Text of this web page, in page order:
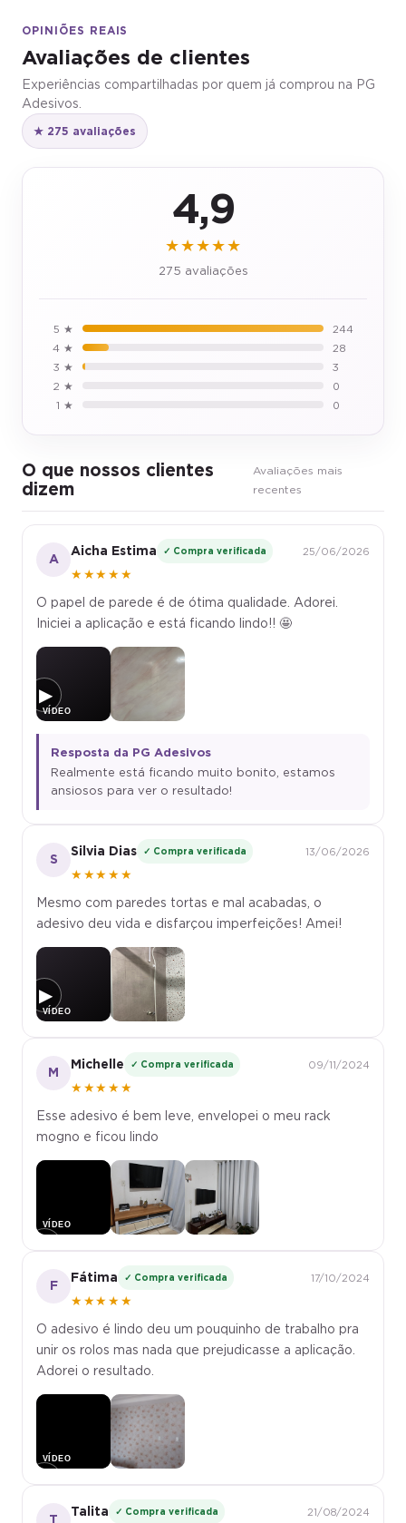
OPINIÕES REAIS
Avaliações de clientes
Experiências compartilhadas por quem já comprou na PG
Adesivos.
★ 275 avaliações
4,9
★★★★★
275 avaliações
5 ★
244
4 ★
28
3 ★
3
2 ★
0
1 ★
0
O que nossos clientes
dizem
Avaliações mais
recentes
A
Aicha Estima ✓ Compra verificada
★★★★★
25/06/2026
O papel de parede é de ótima qualidade. Adorei.
Iniciei a aplicação e está ficando lindo!! 🤩
▶
Resposta da PG Adesivos
Realmente está ficando muito bonito, estamos
ansiosos para ver o resultado!
S
Silvia Dias ✓ Compra verificada
★★★★★
13/06/2026
Mesmo com paredes tortas e mal acabadas, o
adesivo deu vida e disfarçou imperfeições! Amei!
▶
M
Michelle ✓ Compra verificada
★★★★★
09/11/2024
Esse adesivo é bem leve, envelopei o meu rack
mogno e ficou lindo
▶
F
Fátima ✓ Compra verificada
★★★★★
17/10/2024
O adesivo é lindo deu um pouquinho de trabalho pra
unir os rolos mas nada que prejudicasse a aplicação.
Adorei o resultado.
▶
T
Talita ✓ Compra verificada 21/08/2024